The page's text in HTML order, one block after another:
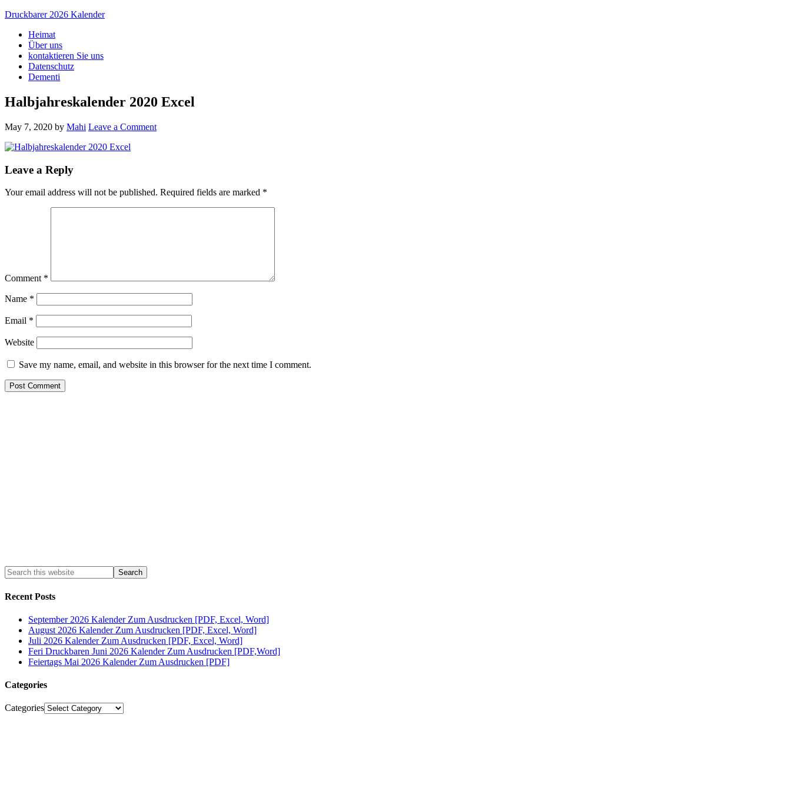
Druckbarer 2026 Kalender
Heimat
Über uns
kontaktieren Sie uns
Datenschutz
Dementi
Halbjahreskalender 2020 Excel
May 7, 2020 by Mahi Leave a Comment
Leave a Reply
Your email address will not be published. Required fields are marked *
Comment *
Name *
Email *
Website
Save my name, email, and website in this browser for the next time I comment.
Recent Posts
September 2026 Kalender Zum Ausdrucken [PDF, Excel, Word]
August 2026 Kalender Zum Ausdrucken [PDF, Excel, Word]
Juli 2026 Kalender Zum Ausdrucken [PDF, Excel, Word]
Feri Druckbaren Juni 2026 Kalender Zum Ausdrucken [PDF,Word]
Feiertags Mai 2026 Kalender Zum Ausdrucken [PDF]
Categories
Categories